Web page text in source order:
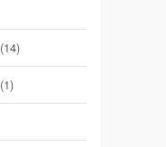
(14)
(1)